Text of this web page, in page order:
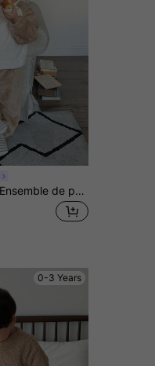
DAZY 2 pièces Ensemble de pyjama pour tout-petits garçons avec Top à manches raglan style coréen col rond et pantalon ample décontracté confortable
0-3 Years